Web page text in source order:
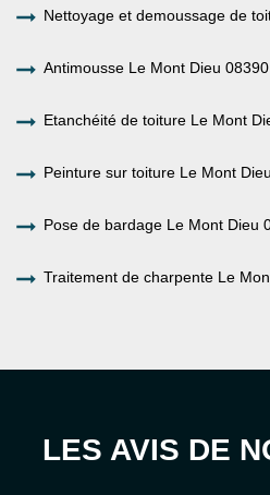
Nettoyage et demoussage de
Antimousse Le Mont Dieu 08390
Etanchéité de toiture Le Mont
Peinture sur toiture Le Mont
Pose de bardage Le Mont Dieu
Traitement de charpente Le
LES AVIS DE